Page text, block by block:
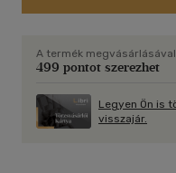
elismerésére. A szerző
Könyve díjat
A termék megvásárlásával
499 pontot szerezhet
Legyen Ön is
visszajár.